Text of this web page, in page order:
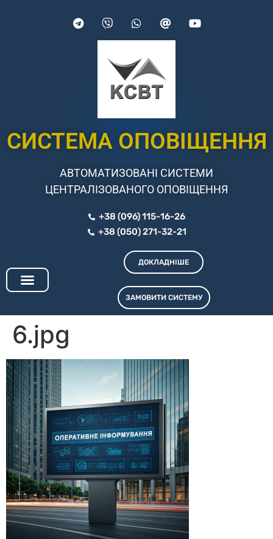
СИСТЕМА ОПОВІЩЕННЯ
АВТОМАТИЗОВАНІ СИСТЕМИ
ЦЕНТРАЛІЗОВАНОГО ОПОВІЩЕННЯ
+38 (096) 115-16-26
+38 (050) 271-32-21
ДОКЛАДНІШЕ
ЗАМОВИТИ СИСТЕМУ
6.jpg